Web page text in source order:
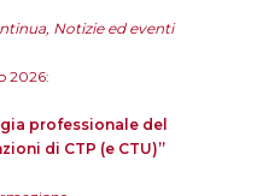
Notizie ed eventi
2026:
professionale del
di CTP (e CTU)”